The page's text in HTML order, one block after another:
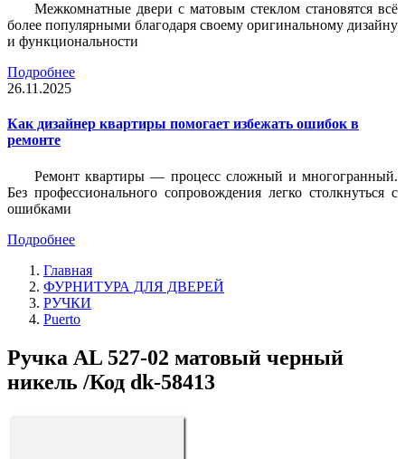
Межкомнатные двери с матовым стеклом становятся всё
более популярными благодаря своему оригинальному дизайну
и функциональности
Подробнее
26.11.2025
Как дизайнер квартиры помогает избежать ошибок в
ремонте
Ремонт квартиры — процесс сложный и многогранный.
Без профессионального сопровождения легко столкнуться с
ошибками
Подробнее
Главная
ФУРНИТУРА ДЛЯ ДВЕРЕЙ
РУЧКИ
Puerto
Ручка AL 527-02 матовый черный
никель /Код dk-58413